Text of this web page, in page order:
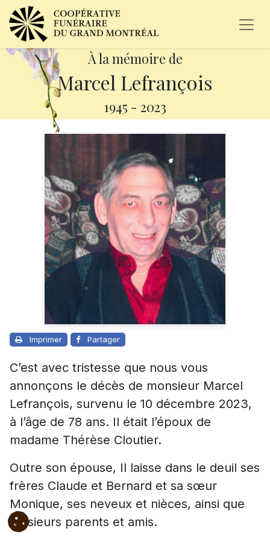
À la mémoire de
Marcel Lefrançois
1945 - 2023
Imprimer Partager
C’est avec tristesse que nous vous
annonçons le décès de monsieur Marcel
Lefrançois, survenu le 10 décembre 2023,
à l’âge de 78 ans. Il était l’époux de
madame Thérèse Cloutier.
Outre son épouse, Il laisse dans le deuil ses
frères Claude et Bernard et sa sœur
Monique, ses neveux et nièces, ainsi que
plusieurs parents et amis.